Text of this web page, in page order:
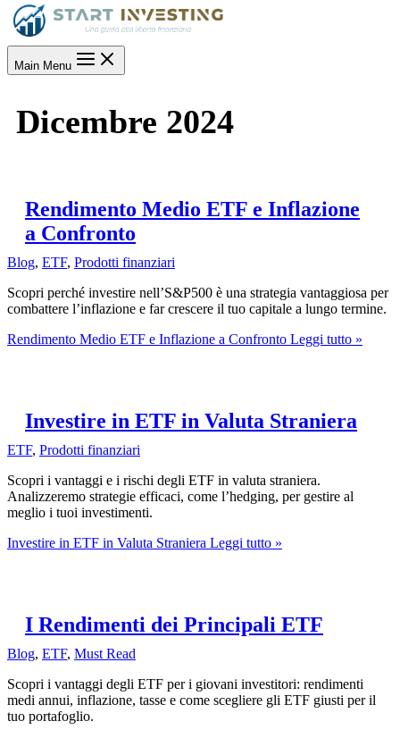
Main Menu
Dicembre 2024
Rendimento Medio ETF e Inflazione
a Confronto
Blog, ETF, Prodotti finanziari
Scopri perché investire nell’S&P500 è una strategia vantaggiosa per
combattere l’inflazione e far crescere il tuo capitale a lungo termine.
Rendimento Medio ETF e Inflazione a Confronto Leggi tutto »
Investire in ETF in Valuta Straniera
ETF, Prodotti finanziari
Scopri i vantaggi e i rischi degli ETF in valuta straniera.
Analizzeremo strategie efficaci, come l’hedging, per gestire al
meglio i tuoi investimenti.
Investire in ETF in Valuta Straniera Leggi tutto »
I Rendimenti dei Principali ETF
Blog, ETF, Must Read
Scopri i vantaggi degli ETF per i giovani investitori: rendimenti
medi annui, inflazione, tasse e come scegliere gli ETF giusti per il
tuo portafoglio.